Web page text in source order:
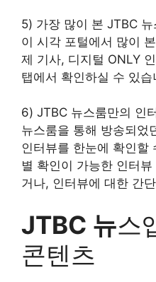
5) 가장 많이 본 JTBC
이 시각 포털에서 많이
제 기사, 디지털 ONLY
탭에서 확인하실 수 있습
6) JTBC 뉴스룸만의 인
뉴스룸을 통해 방송되었
인터뷰를 한눈에 확인할
별 확인이 가능한 인터
거나, 인터뷰에 대한 간
JTBC 뉴스
콘텐츠